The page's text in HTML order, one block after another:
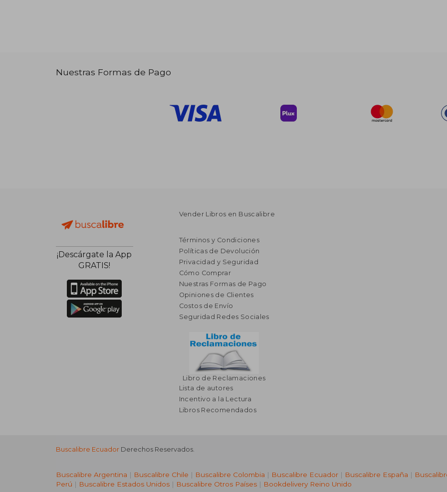
Nuestras Formas de Pago
¡Descárgate la App
GRATIS!
Vender Libros en Buscalibre
Términos y Condiciones
Políticas de Devolución
Privacidad y Seguridad
Cómo Comprar
Nuestras Formas de Pago
Opiniones de Clientes
Costos de Envío
Seguridad Redes Sociales
Libro de Reclamaciones
Lista de autores
Incentivo a la Lectura
Libros Recomendados
Buscalibre Ecuador Derechos Reservados.
Buscalibre Argentina | Buscalibre Chile | Buscalibre Colombia | Buscalibre Ecuador | Buscalibre España |
Perú | Buscalibre Estados Unidos | Buscalibre Otros Países | Bookdelivery Reino Unido